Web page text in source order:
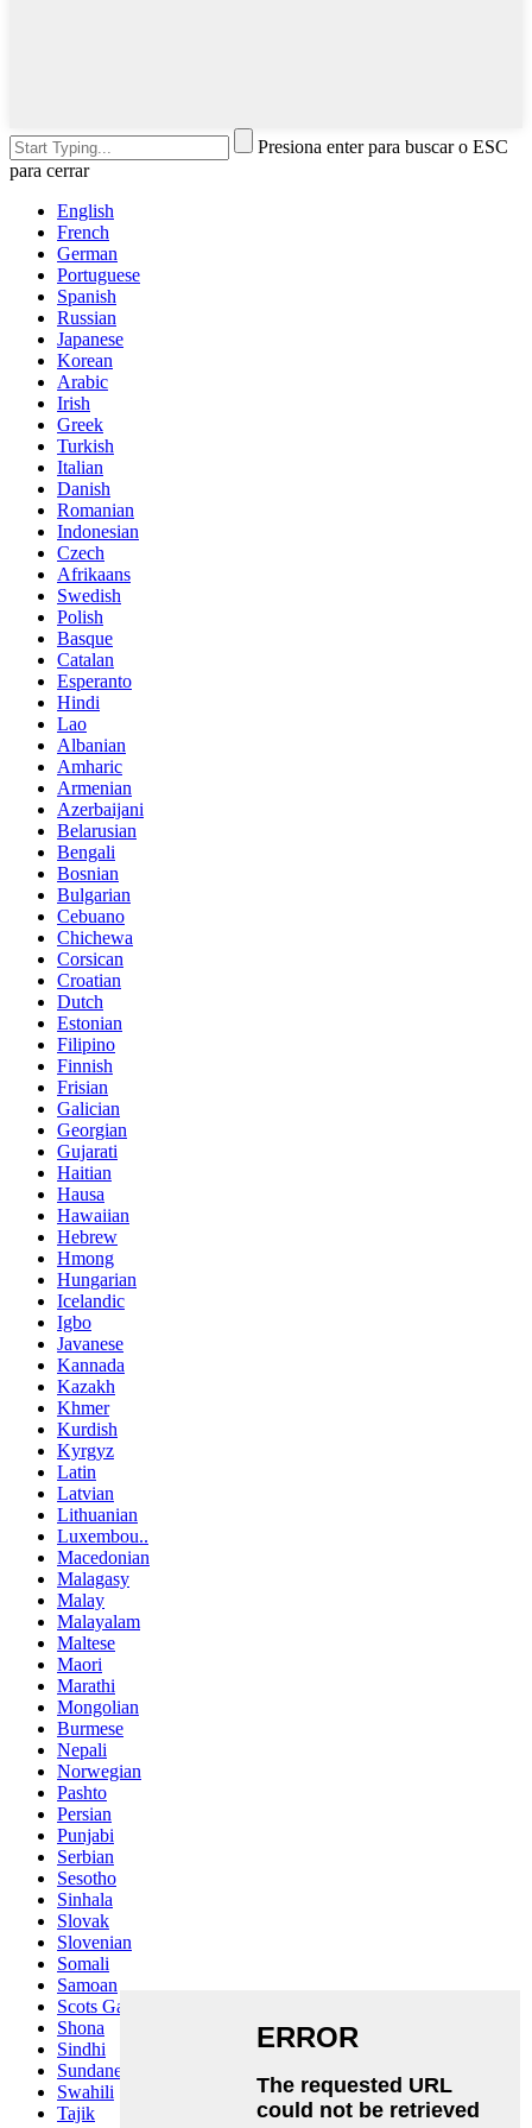
Presiona enter para buscar o ESC
para cerrar
English
French
German
Portuguese
Spanish
Russian
Japanese
Korean
Arabic
Irish
Greek
Turkish
Italian
Danish
Romanian
Indonesian
Czech
Afrikaans
Swedish
Polish
Basque
Catalan
Esperanto
Hindi
Lao
Albanian
Amharic
Armenian
Azerbaijani
Belarusian
Bengali
Bosnian
Bulgarian
Cebuano
Chichewa
Corsican
Croatian
Dutch
Estonian
Filipino
Finnish
Frisian
Galician
Georgian
Gujarati
Haitian
Hausa
Hawaiian
Hebrew
Hmong
Hungarian
Icelandic
Igbo
Javanese
Kannada
Kazakh
Khmer
Kurdish
Kyrgyz
Latin
Latvian
Lithuanian
Luxembou..
Macedonian
Malagasy
Malay
Malayalam
Maltese
Maori
Marathi
Mongolian
Burmese
Nepali
Norwegian
Pashto
Persian
Punjabi
Serbian
Sesotho
Sinhala
Slovak
Slovenian
Somali
Samoan
Scots Gaelic
Shona
Sindhi
Sundanese
Swahili
Tajik